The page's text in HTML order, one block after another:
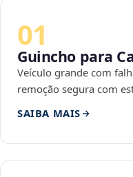
01
Guincho para
Veículo grande com
remoção segura com
SAIBA MAIS